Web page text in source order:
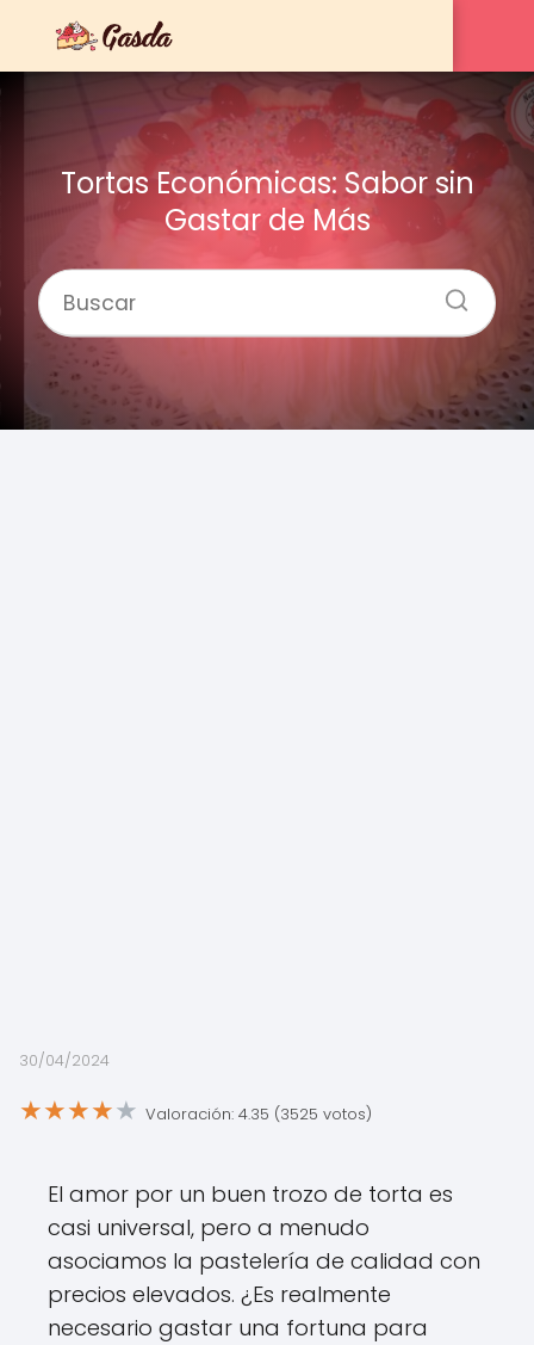
Tortas Económicas: Sabor sin
Gastar de Más
30/04/2024
★★★★★ Valoración: 4.35 (3525 votos)
El amor por un buen trozo de torta es
casi universal, pero a menudo
asociamos la pastelería de calidad con
precios elevados. ¿Es realmente
necesario gastar una fortuna para